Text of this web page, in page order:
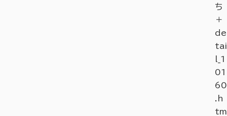
ち
＋
de
tai
l_1
01
60
.h
tm